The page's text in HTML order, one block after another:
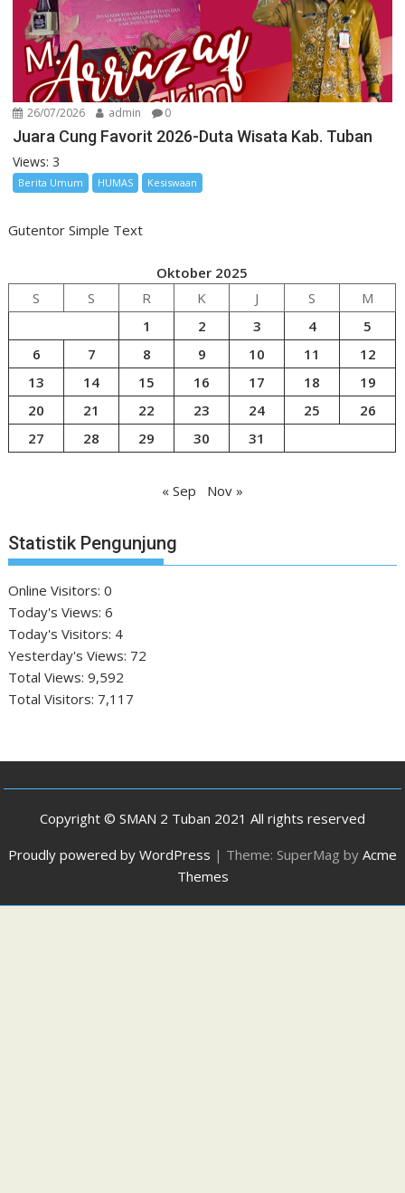
26/07/2026 admin 0
Juara Cung Favorit 2026-Duta Wisata Kab. Tuban
Views: 3
Berita Umum HUMAS Kesiswaan
Gutentor Simple Text
Oktober 2025
S
S R K J S
M
1
2 3 4
5
6
7 8 9 10 11
12
13
14 15 16 17 18
19
20
21 22 23 24 25
26
27
28 29 30 31
« Sep Nov »
Statistik Pengunjung
Online Visitors:0
Today's Views:6
Today's Visitors: 4
Yesterday's Views: 72
Total Views:9,592
Total Visitors: 7,117
Copyright © SMAN 2 Tuban 2021 All rights reserved
Proudly powered by WordPress | Theme: SuperMag by Acme
Themes